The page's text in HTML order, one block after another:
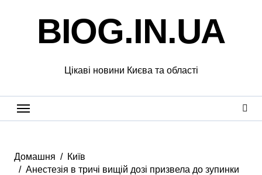
BIOG.IN.UA
Цікаві новини Києва та області
Домашня
Київ
Анестезія в тричі вищій дозі призвела до зупинки